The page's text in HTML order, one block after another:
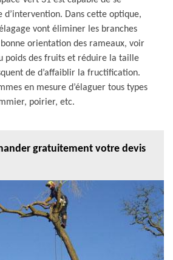
d’intervention. Dans cette optique,
vont éliminer les branches
orientation des rameaux, voir
poids des fruits et réduire la taille
de d’affaiblir la fructification.
en mesure d’élaguer tous types
poirier, etc.
gratuitement votre devis